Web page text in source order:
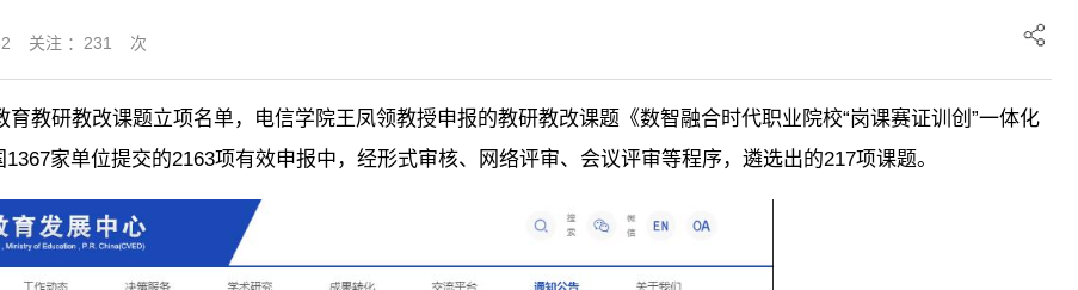
关注 ： 231 次
教研教改课题立项名单，电信学院王凤领教授申报的教研教改课题《数智融合时代职业院校“岗课赛证训创”一体化
家单位提交的2163项有效申报中，经形式审核、网络评审、会议评审等程序，遴选出的217项课题。